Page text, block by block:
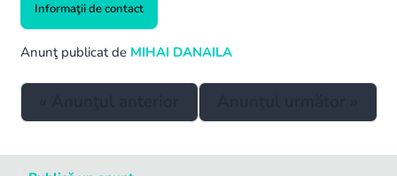
Informaţii de contact
Anunţ publicat de MIHAI DANAILA